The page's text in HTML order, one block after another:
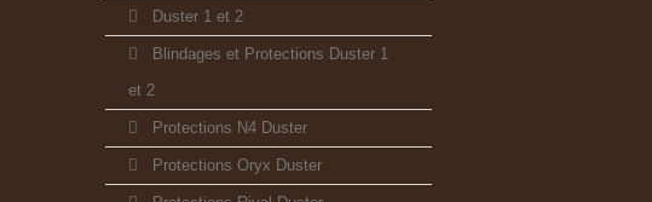
Duster 1 et 2
Blindages et Protections Duster 1
et 2
Protections N4 Duster
Protections Oryx Duster